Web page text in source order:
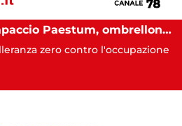
Capaccio Paestum, ombrellone selvaggio: blitz della Municipale, sgomberate tutte le spiagge libere
zero contro l'occupazione